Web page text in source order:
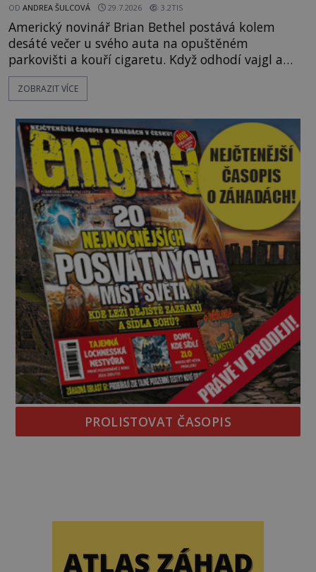
OD ANDREA ŠULCOVÁ 29.7.2026 3.2TIS
Americký novinář Brian Bethel postává kolem
desáté večer u svého auta na opuštěném
parkovišti a kouří cigaretu. Když odhodí vajgl a
chystá se nastoupit do auta, přijdou k němu dva
mladí chlapci, kterým může být okolo 14 let.
pouhých několik minut od tohoto parkoviště,“
zeptá se suverénně jeden z nich. P
ZOBRAZIT VÍCE
PROLISTOVAT ČASOPIS